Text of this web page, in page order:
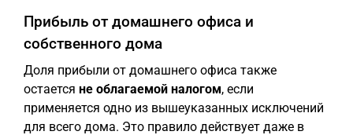
Прибыль от домашнего офиса и
собственного дома
Доля прибыли от домашнего офиса также
остается не облагаемой налогом, если
применяется одно из вышеуказанных исключений
для всего дома. Это правило действует даже в